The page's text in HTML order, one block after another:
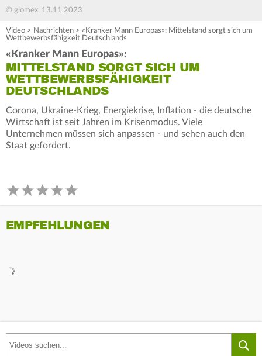
© glomex, 13.11.2023
Video > Nachrichten > «Kranker Mann Europas»: Mittelstand sorgt sich um
Wettbewerbsfähigkeit Deutschlands
«Kranker Mann Europas»:
MITTELSTAND SORGT SICH UM
WETTBEWERBSFÄHIGKEIT
DEUTSCHLANDS
Corona, Ukraine-Krieg, Energiekrise, Inflation - die deutsche
Wirtschaft ist seit Jahren im Krisenmodus. Viele
Unternehmen müssen sich anpassen - und sehen auch den
Staat gefordert.
EMPFEHLUNGEN